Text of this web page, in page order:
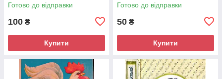
Готово до відправки
100 ₴
Купити
Готово до відправки
50 ₴
Купити